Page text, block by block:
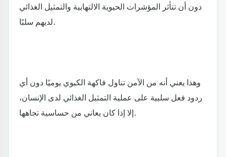
دون أن تتأثر المؤشرات الحيوية الالتهابية والتمثيل الغذائي
لديهم سلبًا.
وهذا يعني أنه من الآمن تناول فاكهة الكيوي يوميًا دون أي
ردود فعل سلبية على عملية التمثيل الغذائي لدى الإنسان،
إلا إذا كان يعاني من حساسية تجاهها.